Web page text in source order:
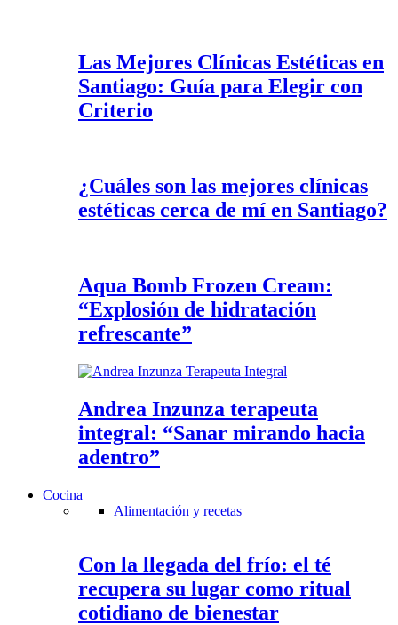
Las Mejores Clínicas Estéticas en
Santiago: Guía para Elegir con
Criterio
¿Cuáles son las mejores clínicas
estéticas cerca de mí en Santiago?
Aqua Bomb Frozen Cream:
“Explosión de hidratación
refrescante”
Andrea Inzunza terapeuta
integral: “Sanar mirando hacia
adentro”
Cocina
Alimentación y recetas
Con la llegada del frío: el té
recupera su lugar como ritual
cotidiano de bienestar